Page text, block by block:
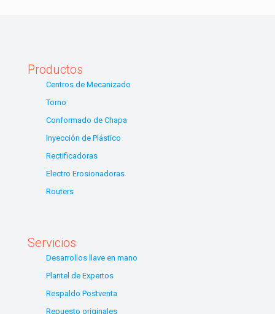
Productos
Centros de Mecanizado
Torno
Conformado de Chapa
Inyección de Plástico
Rectificadoras
Electro Erosionadoras
Routers
Servicios
Desarrollos llave en mano
Plantel de Expertos
Respaldo Postventa
Repuesto originales